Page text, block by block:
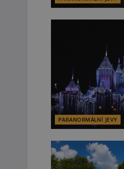
PARANORMÁLNÍ JEVY